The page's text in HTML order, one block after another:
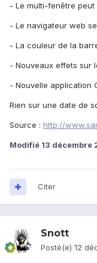
- Le multi-fenêtre
- Le navigateur web
- La couleur de la
- Nouveaux effets sur
- Nouvelle application
Rien sur une date de
Source : http://
Modifié 13 décembre
Citer
Snott
Posté(e) 12